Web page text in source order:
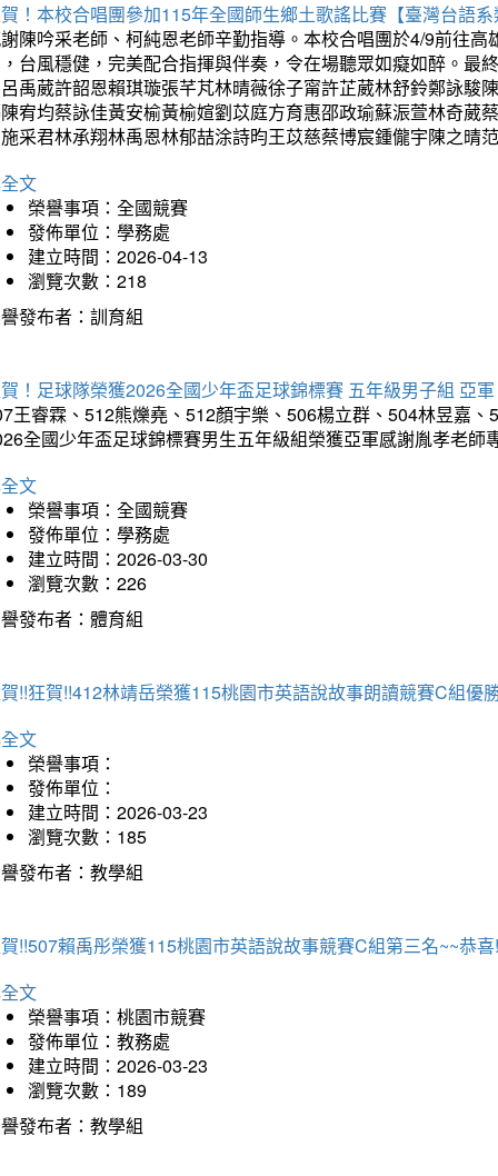
！本校合唱團參加115年全國師生鄉土歌謠比賽【臺灣台語
陳吟采老師、柯純恩老師辛勤指導。本校合唱團於4/9前往
台風穩健，完美配合指揮與伴奏，令在場聽眾如癡如醉。最
禹葳許韶恩賴琪璇張芊芃林晴薇徐子甯許芷葳林舒鈴鄭詠駿
宥均蔡詠佳黃安榆黃榆媗劉苡庭方育惠邵政瑜蘇浱萱林奇葳
采君林承翔林禹恩林郁喆涂詩昀王苡慈蔡博宸鍾儱宇陳之晴
文
榮譽事項：全國競賽
發佈單位：學務處
建立時間：2026-04-13
瀏覽次數：218
發布者：訓育組
！足球隊榮獲2026全國少年盃足球錦標賽 五年級男子組 亞軍
王睿霖、512熊爍堯、512顏宇樂、506楊立群、504林昱嘉
全國少年盃足球錦標賽男生五年級組榮獲亞軍感謝胤孝老師
文
榮譽事項：全國競賽
發佈單位：學務處
建立時間：2026-03-30
瀏覽次數：226
發布者：體育組
!!狂賀!!412林靖岳榮獲115桃園市英語說故事朗讀競賽C組優
文
榮譽事項：
發佈單位：
建立時間：2026-03-23
瀏覽次數：185
發布者：教學組
!!507賴禹彤榮獲115桃園市英語說故事競賽C組第三名~~恭喜
文
榮譽事項：桃園市競賽
發佈單位：教務處
建立時間：2026-03-23
瀏覽次數：189
發布者：教學組